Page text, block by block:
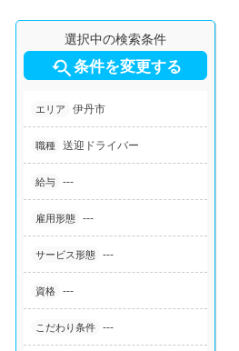
選択中の検索条件
条件を変更する
エリア 伊丹市
職種 送迎ドライバー
給与 ---
雇用形態 ---
サービス形態 ---
資格 ---
こだわり条件 ---